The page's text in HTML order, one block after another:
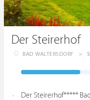
Der Steirerhof
BAD WALTERSDORF >
Der Steirerhof*****